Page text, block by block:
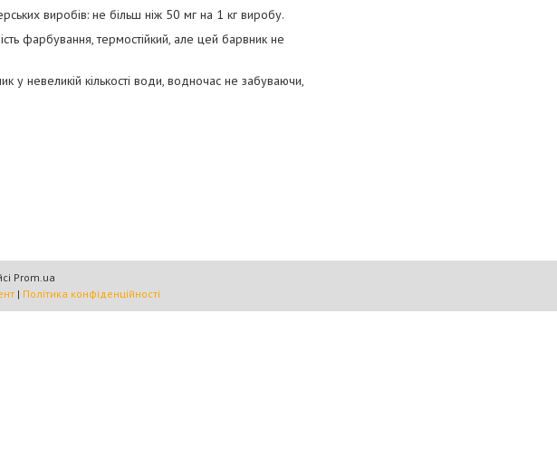
виробів: не більш ніж 50 мг на 1 кг виробу.
фарбування, термостійкий, але цей барвник не
у невеликій кількості води, водночас не забуваючи,
Prom.ua
| Політика конфіденційності